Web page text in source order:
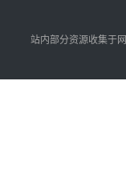
站内部分资源收集于